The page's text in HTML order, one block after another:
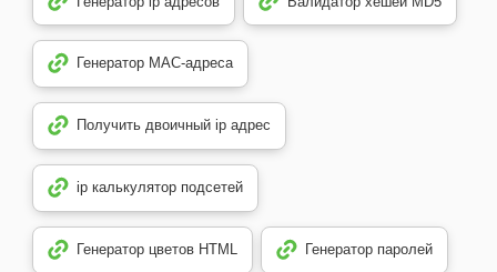
Генератор MAC-адреса
Получить двоичный ip адрес
ip калькулятор подсетей
Генератор цветов HTML Генератор паролей